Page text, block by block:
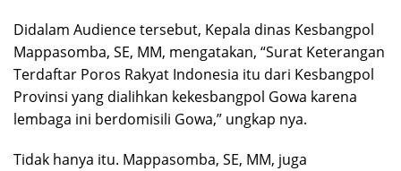
Didalam Audience tersebut, Kepala dinas Kesbangpol
Mappasomba, SE, MM, mengatakan, “Surat Keterangan
Terdaftar Poros Rakyat Indonesia itu dari Kesbangpol
Provinsi yang dialihkan kekesbangpol Gowa karena
lembaga ini berdomisili Gowa,” ungkap nya.
Tidak hanya itu. Mappasomba, SE, MM, juga